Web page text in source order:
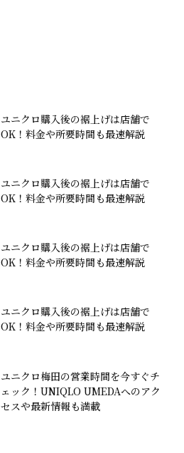
ユニクロ購入後の裾上げは店舗で
OK！料金や所要時間も最速解説
ユニクロ購入後の裾上げは店舗で
OK！料金や所要時間も最速解説
ユニクロ購入後の裾上げは店舗で
OK！料金や所要時間も最速解説
ユニクロ購入後の裾上げは店舗で
OK！料金や所要時間も最速解説
ユニクロ梅田の営業時間を今すぐチ
ェック！UNIQLO UMEDAへのアク
セスや最新情報も満載